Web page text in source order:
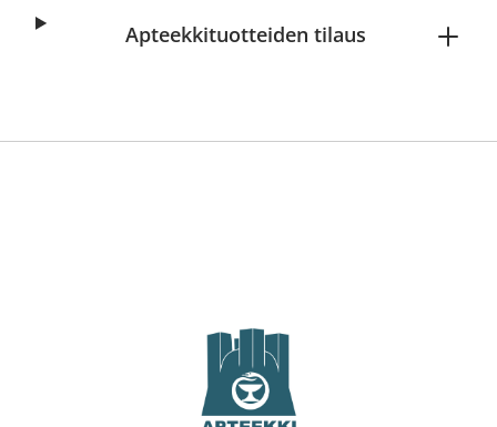
Apteekkituotteiden tilaus